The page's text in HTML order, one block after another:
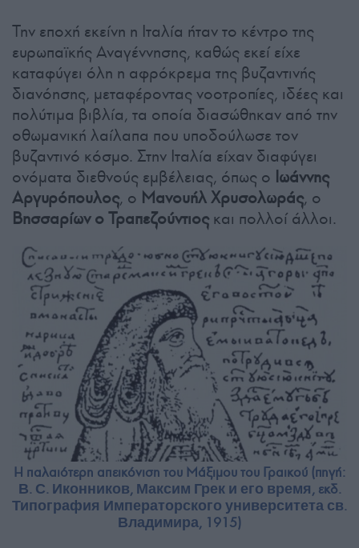
Την εποχή εκείνη η Ιταλία ήταν το κέντρο της
ευρωπαϊκής Αναγέννησης, καθώς εκεί είχε
καταφύγει όλη η αφρόκρεμα της βυζαντινής
διανόησης, μεταφέροντας νοοτροπίες, ιδέες και
πολύτιμα βιβλία, τα οποία διασώθηκαν από την
οθωμανική λαίλαπα που υποδούλωσε τον
βυζαντινό κόσμο. Στην Ιταλία είχαν διαφύγει
ονόματα διεθνούς εμβέλειας, όπως ο Ιωάννης
Αργυρόπουλος, ο Μανουήλ Χρυσολωράς, ο
Βησσαρίων ο Τραπεζούντιοςκαι πολλοί άλλοι.
Η παλαιότερη απεικόνιση του Μάξιμου του Γραικού (πηγή:
В. С. Иконников, Максим Грек и его время, εκδ.
Типография Императорского университета св.
Владимира, 1915)